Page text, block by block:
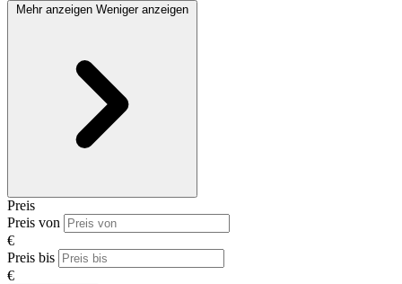
Mehr anzeigen Weniger anzeigen
Preis
Preis von
€
Preis bis
€